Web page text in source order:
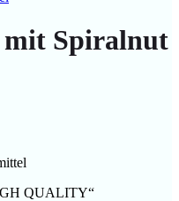
mit Spiralnut
QUALITY“